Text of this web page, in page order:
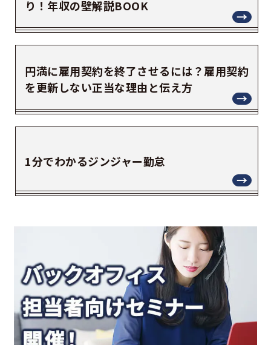
り！年収の壁解説BOOK
円満に雇用契約を終了させるには？雇用契約
を更新しない正当な理由と伝え方
1分でわかるジンジャー勤怠